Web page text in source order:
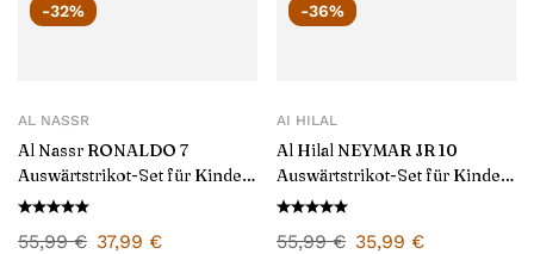
-32%
AL NASSR
Al Nassr RONALDO 7
Auswärtstrikot-Set für Kinder
2024/25
55,99€ 37,99 €
-36%
AI HILAL
Al Hilal NEYMAR JR 10
Auswärtstrikot-Set für Kinder
2024/25
55,99€ 35,99 €